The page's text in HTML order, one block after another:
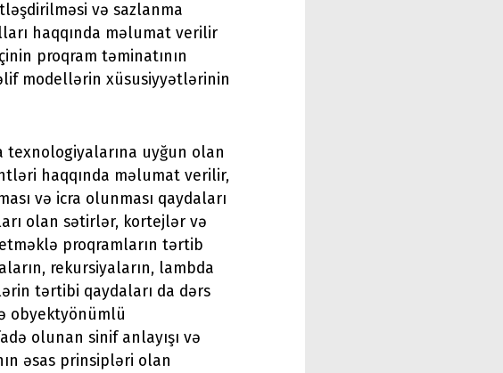
və sazlanma
haqqında məlumat verilir
proqram təminatının
modellərin xüsusiyyətlərinin
texnologiyalarına uyğun olan
haqqında məlumat verilir,
və icra olunması qaydaları
olan sətirlər, kortejlər və
proqramların tərtib
rekursiyaların, lambda
tərtibi qaydaları da dərs
obyektyönümlü
olunan sinif anlayışı və
əsas prinsipləri olan